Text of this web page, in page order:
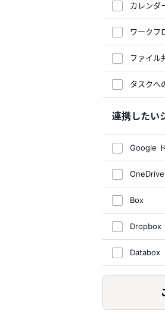
カレンダ
ワークフ
ファイル
タスクへ
連携したい
Google
OneDrive
Box
Dropbox
Databox